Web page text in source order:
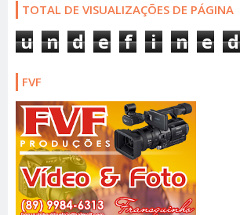
TOTAL DE VISUALIZAÇÕES DE PÁGINA
u n d e f i n e d
FVF